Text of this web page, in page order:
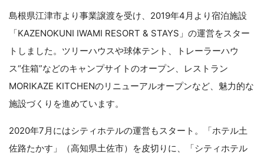
島根県江津市より事業譲渡を受け、2019年4月より宿泊施設
「KAZENOKUNI IWAMI RESORT & STAYS」の運営をスター
トしました。ツリーハウスや球体テント、トレーラーハウ
ス“住箱”などのキャンプサイトのオープン、レストラン
MORIKAZE KITCHENのリニューアルオープンなど、魅力的な
施設づくりを進めています。
2020年7月にはシティホテルの運営もスタート。「ホテル土
佐路たかす」（高知県土佐市）を皮切りに、「シティホテル